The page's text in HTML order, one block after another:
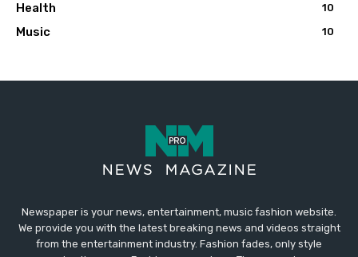
Health 10
Music 10
Newspaper is your news, entertainment, music fashion website.
We provide you with the latest breaking news and videos straight
from the entertainment industry. Fashion fades, only style